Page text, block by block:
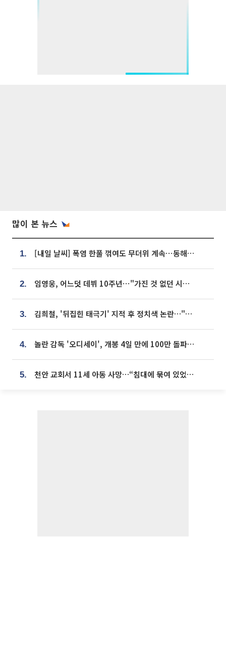
많이 본 뉴스
1. [내일 날씨] 폭염 한풀 꺾여도 무더위 계속⋯동해안 이틀 연속 비
2. 임영웅, 어느덧 데뷔 10주년⋯"가진 것 없던 시절, 내 앞엔 20명의 팬뿐"
3. 김희철, '뒤집힌 태극기' 지적 후 정치색 논란…"좌우 떠나 우리나라 국기"
4. 놀란 감독 '오디세이', 개봉 4일 만에 100만 돌파⋯'왕사남' 보다 빠르다
5. 천안 교회서 11세 아동 사망…“침대에 묶여 있었다” 진술 확보